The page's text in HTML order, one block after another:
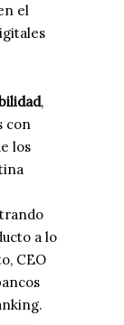
el
,
con
los
a lo
CEO